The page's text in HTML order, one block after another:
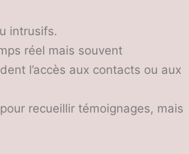
intrusifs.
réel mais souvent
l’accès aux contacts ou aux
recueillir témoignages, mais